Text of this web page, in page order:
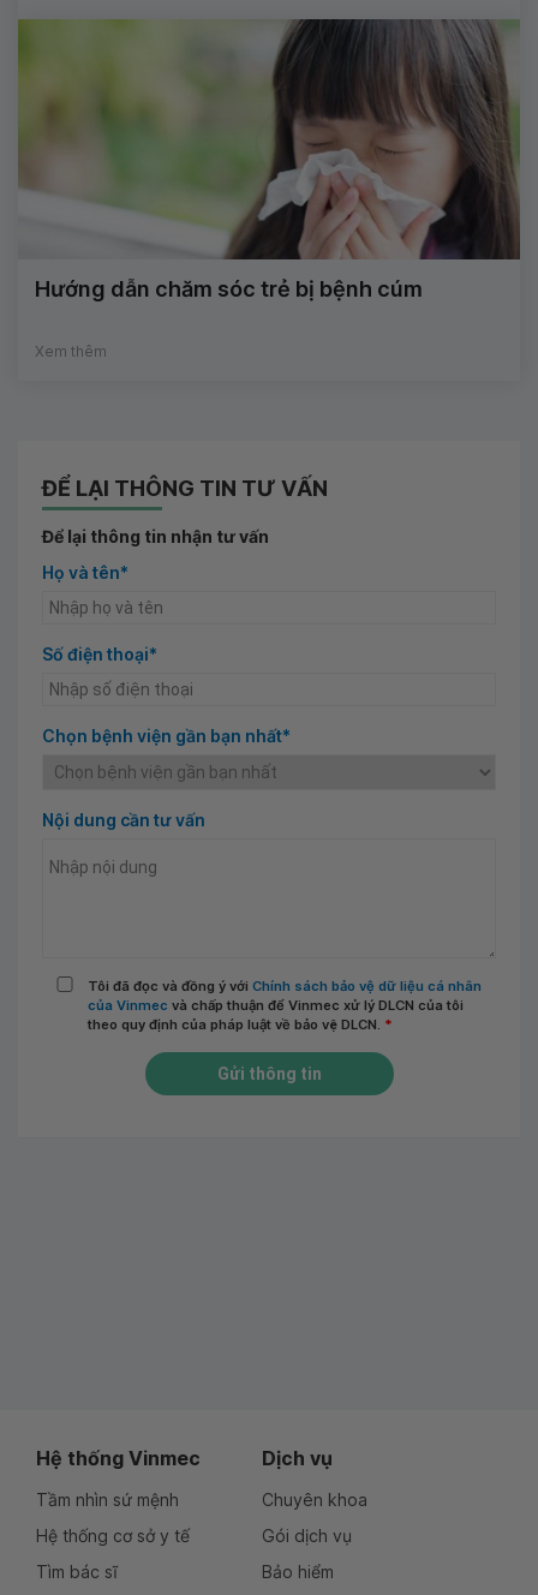
Hướng dẫn chăm sóc trẻ bị bệnh cúm
Xem thêm
ĐỂ LẠI THÔNG TIN TƯ VẤN
Để lại thông tin nhận tư vấn
Họ và tên*
Số điện thoại*
Chọn bệnh viện gần bạn nhất*
Nội dung cần tư vấn
Tôi đã đọc và đồng ý với Chính sách bảo vệ dữ liệu cá nhân
của Vinmec và chấp thuận để Vinmec xử lý DLCN của tôi
theo quy định của pháp luật về bảo vệ DLCN. *
Gửi thông tin
Hệ thống Vinmec
Tầm nhìn sứ mệnh
Hệ thống cơ sở y tế
Tìm bác sĩ
Dịch vụ
Chuyên khoa
Gói dịch vụ
Bảo hiểm